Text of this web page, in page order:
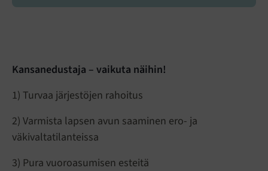
Kansanedustaja – vaikuta näihin!
1) Turvaa järjestöjen rahoitus
2) Varmista lapsen avun saaminen ero- ja
väkivaltatilanteissa
3) Pura vuoroasumisen esteitä